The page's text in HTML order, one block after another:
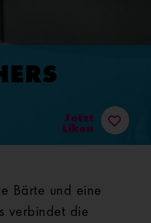
Jetzt
Liken
Bärte und eine
verbindet die